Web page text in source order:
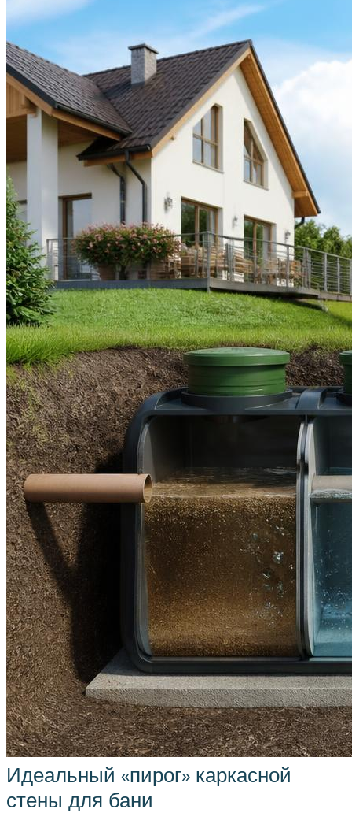
Идеальный «пирог» каркасной
стены для бани